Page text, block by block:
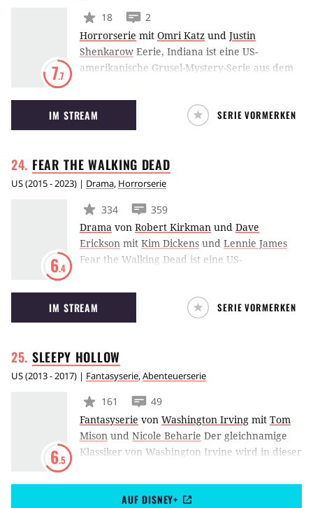
7.7
18
2
Horrorserie mit Omri Katz und Justin
Shenkarow Eerie, Indiana ist eine US-
amerikanische Grusel-Mystery-Serie aus dem
Marshall Teller, der in der Kleinstadt Eerie in
Indiana mit seltsamen Vorkommnissen
konfrontiert wird.
IM STREAM SERIE VORMERKEN
FEAR THE WALKING DEAD
US(2015 - 2023) | Drama, Horrorserie
6.4
334
359
Drama von Robert Kirkman und Dave
Erickson mit Kim Dickens und Lennie James
Fear the Walking Dead ist eine US-
Hause AMC. Das Format fungiert als Spin-off
zu The Walking Dead und handelt wie das
Original von einer Gruppe Überlebender, die
bahnt.
IM STREAM SERIE VORMERKEN
SLEEPY HOLLOW
US(2013 - 2017) | Fantasyserie,Abenteuerserie
6.5
161
49
Fantasyserie von Washington Irving mit Tom
Mison und Nicole Beharie Der gleichnamige
Klassiker von Washington Irvine wird in dieser
aufgerollt. Im Zentrum steht Ichabod Crane
(Tom Mison), der in der modernen Zeit wieder
AUF DISNEY+